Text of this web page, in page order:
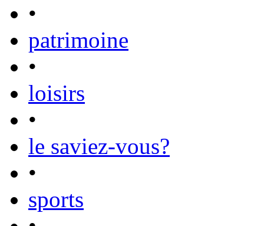
•
patrimoine
•
loisirs
•
le saviez-vous?
•
sports